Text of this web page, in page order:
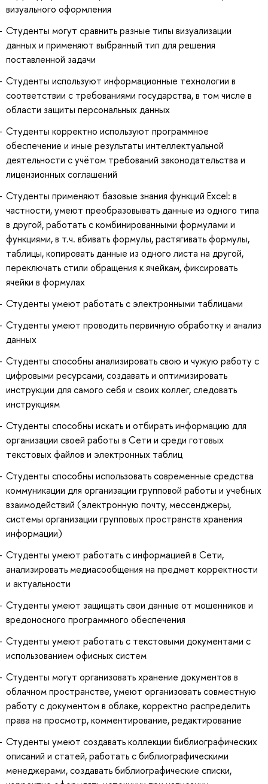
визуального оформления
Студенты могут сравнить разные типы визуализации
данных и применяют выбранный тип для решения
поставленной задачи
Студенты используют информационные технологии в
соответствии с требованиями государства, в том числе в
области защиты персональных данных
Студенты корректно используют программное
обеспечение и иные результаты интеллектуальной
деятельности с учётом требований законодательства и
лицензионных соглашений
Студенты применяют базовые знания функций Excel: в
частности, умеют преобразовывать данные из одного типа
в другой, работать с комбинированными формулами и
функциями, в т.ч. вбивать формулы, растягивать формулы,
таблицы, копировать данные из одного листа на другой,
переключать стили обращения к ячейкам, фиксировать
ячейки в формулах
Студенты умеют работать с электронными таблицами
Студенты умеют проводить первичную обработку и анализ
данных
Студенты способны анализировать свою и чужую работу с
цифровыми ресурсами, создавать и оптимизировать
инструкции для самого себя и своих коллег, следовать
инструкциям
Студенты способны искать и отбирать информацию для
организации своей работы в Сети и среди готовых
текстовых файлов и электронных таблиц
Студенты способны использовать современные средства
коммуникации для организации групповой работы и учебных
взаимодействий (электронную почту, мессенджеры,
системы организации групповых пространств хранения
информации)
Студенты умеют работать с информацией в Сети,
анализировать медиасообщения на предмет корректности
и актуальности
Студенты умеют защищать свои данные от мошенников и
вредоносного программного обеспечения
Студенты умеют работать с текстовыми документами с
использованием офисных систем
Студенты могут организовать хранение документов в
облачном пространстве, умеют организовать совместную
работу с документом в облаке, корректно распределить
права на просмотр, комментирование, редактирование
Студенты умеют создавать коллекции библиографических
описаний и статей, работать с библиографическими
менеджерами, создавать библиографические списки,